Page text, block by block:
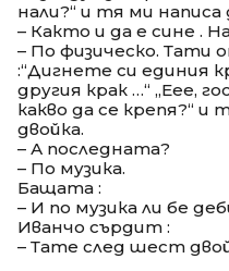
нали?“ и тя ми написа
– Както и да е сине .
– По физическо. Тати
:“Дигнете си единия
другия крак …“ „Еее,
какво да се крепя?“ и
двойка.
– А последната?
– По музика.
Бащата :
– И по музика ли бе
Иванчо сърдит :
– Тате след шест